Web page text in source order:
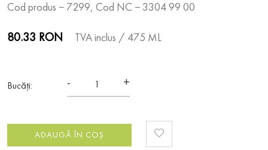
Cod produs − 7299, Cod NC − 3304 99 00
80.33 RON TVA inclus / 475 ML
Bucăți: - +
ADAUGĂ ÎN COȘ